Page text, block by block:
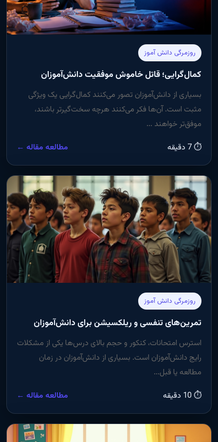
روزمرگی دانش آموز
کمال‌گرایی؛ قاتل خاموش موفقیت دانش‌آموزان
بسیاری از دانش‌آموزان تصور می‌کنند کمال‌گرایی یک ویژگی
مثبت است. آن‌ها فکر می‌کنند هرچه سخت‌گیرتر باشند،
موفق‌تر خواهند ...
⏱ 7 دقیقه
مطالعه مقاله ←
روزمرگی دانش آموز
تمرین‌های تنفسی و ریلکسیشن برای دانش‌آموزان
استرس امتحانات، کنکور و حجم بالای درس‌ها یکی از مشکلات
رایج دانش‌آموزان است. بسیاری از دانش‌آموزان در زمان
مطالعه یا قبل...
⏱ 10 دقیقه
مطالعه مقاله ←